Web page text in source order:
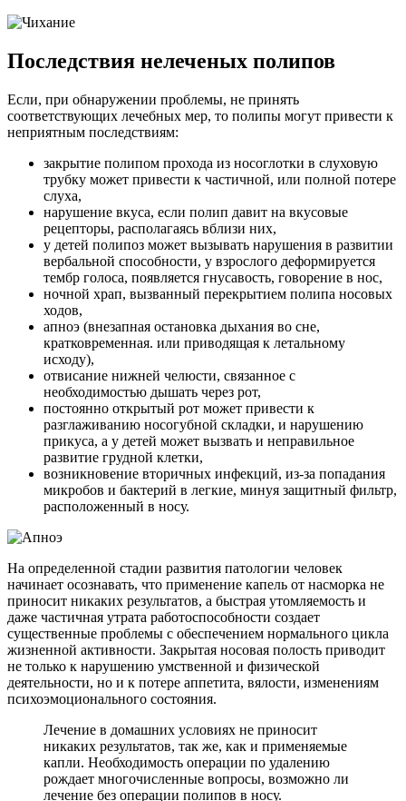
Последствия нелеченых полипов
Если, при обнаружении проблемы, не принять
соответствующих лечебных мер, то полипы могут привести к
неприятным последствиям:
закрытие полипом прохода из носоглотки в слуховую
трубку может привести к частичной, или полной потере
слуха,
нарушение вкуса, если полип давит на вкусовые
рецепторы, располагаясь вблизи них,
у детей полипоз может вызывать нарушения в развитии
вербальной способности, у взрослого деформируется
тембр голоса, появляется гнусавость, говорение в нос,
ночной храп, вызванный перекрытием полипа носовых
ходов,
апноэ (внезапная остановка дыхания во сне,
кратковременная. или приводящая к летальному
исходу),
отвисание нижней челюсти, связанное с
необходимостью дышать через рот,
постоянно открытый рот может привести к
разглаживанию носогубной складки, и нарушению
прикуса, а у детей может вызвать и неправильное
развитие грудной клетки,
возникновение вторичных инфекций, из-за попадания
микробов и бактерий в легкие, минуя защитный фильтр,
расположенный в носу.
На определенной стадии развития патологии человек
начинает осознавать, что применение капель от насморка не
приносит никаких результатов, а быстрая утомляемость и
даже частичная утрата работоспособности создает
существенные проблемы с обеспечением нормального цикла
жизненной активности. Закрытая носовая полость приводит
не только к нарушению умственной и физической
деятельности, но и к потере аппетита, вялости, изменениям
психоэмоционального состояния.
Лечение в домашних условиях не приносит
никаких результатов, так же, как и применяемые
капли. Необходимость операции по удалению
рождает многочисленные вопросы, возможно ли
лечение без операции полипов в носу.